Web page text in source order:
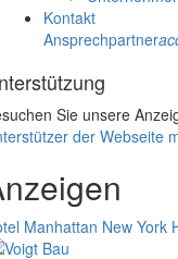
Kontakt
Ansprechpartner
Sie unsere
der Webseite
Manhattan New York